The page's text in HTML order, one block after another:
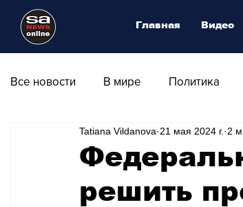
Все новости В мире Политика
Общество Армия Аналитика
Транспорт Культура Магия
решить
Tatiana Vildanova 21 мая 2024 г. 2
Главная Видео